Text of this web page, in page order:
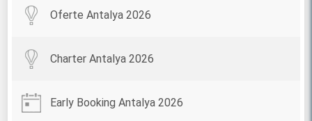
Oferte Antalya 2026
Charter Antalya 2026
Early Booking Antalya 2026